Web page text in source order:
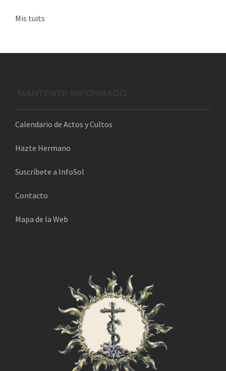
r
t
r
n
c
Mis tuits
Calendario de Actos y Cultos
Hazte Hermano
Suscríbete a InfoSol
Contacto
Mapa de la Web